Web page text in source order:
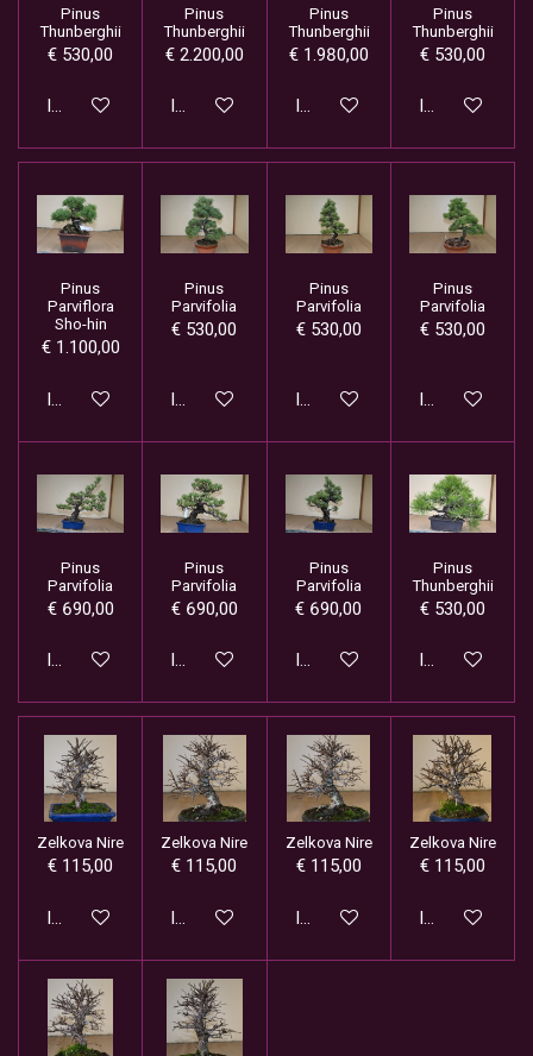
Pinus
Thunberghii
€ 530,00
In winkelwagen
Pinus
Thunberghii
€ 2.200,00
In winkelwagen
Pinus
Thunberghii
€ 1.980,00
In winkelwagen
Pinus
Thunberghii
€ 530,00
In
Pinus
Parviflora
Sho-hin
€ 1.100,00
In winkelwagen
Pinus
Parvifolia
€ 530,00
In winkelwagen
Pinus
Parvifolia
€ 530,00
In winkelwagen
Pinus
Parvifolia
€ 530,00
In
Pinus
Parvifolia
€ 690,00
In winkelwagen
Pinus
Parvifolia
€ 690,00
In winkelwagen
Pinus
Parvifolia
€ 690,00
In winkelwagen
Pinus
Thunberghii
€ 530,00
In
Zelkova Nire
€ 115,00
In winkelwagen
Zelkova Nire
€ 115,00
In winkelwagen
Zelkova Nire
€ 115,00
In winkelwagen
Zelkova Nire
€ 115,00
In